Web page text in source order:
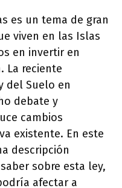
es un tema de gran
viven en las Islas
en invertir en
La reciente
del Suelo en
debate y
cambios
existente. En este
descripción
sobre esta ley,
afectar a